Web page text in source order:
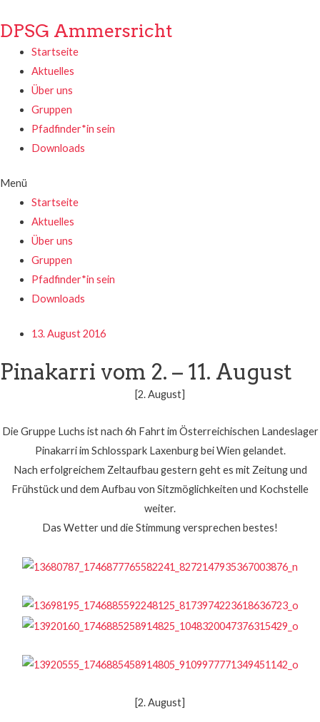
DPSG Ammersricht
Startseite
Aktuelles
Über uns
Gruppen
Pfadfinder*in sein
Downloads
Menü
Startseite
Aktuelles
Über uns
Gruppen
Pfadfinder*in sein
Downloads
13. August 2016
Pinakarri vom 2. – 11. August
[2. August]
Die Gruppe Luchs ist nach 6h Fahrt im Österreichischen Landeslager
Pinakarri im Schlosspark Laxenburg bei Wien gelandet.
Nach erfolgreichem Zeltaufbau gestern geht es mit Zeitung und
Frühstück und dem Aufbau von Sitzmöglichkeiten und Kochstelle
weiter.
Das Wetter und die Stimmung versprechen bestes!
[2. August]